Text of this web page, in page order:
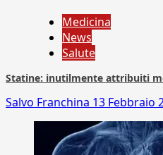
Medicina
News
Salute
Statine: inutilmente attribuiti
Salvo Franchina 13 Febbraio